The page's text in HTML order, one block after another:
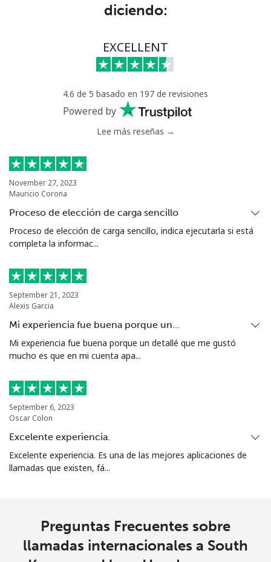
diciendo:
EXCELLENT
4.6 de 5 basado en 197 de revisiones
Powered by
Lee más reseñas →
November 27, 2023
Mauricio Corona
Proceso de elección de carga sencillo
Proceso de elección de carga sencillo, indica ejecutarla si está
completa la informac...
September 21, 2023
Alexis Garcia
Mi experiencia fue buena porque un…
Mi experiencia fue buena porque un detallé que me gustó
mucho es que en mi cuenta apa...
September 6, 2023
Oscar Colon
Excelente experiencia.
Excelente experiencia. Es una de las mejores aplicaciones de
llamadas que existen, fá...
Preguntas Frecuentes sobre
llamadas internacionales a South